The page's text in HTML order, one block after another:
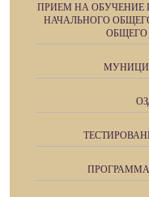
ПРИЕМ НА ОБУЧЕНИЕ
НАЧАЛЬНОГО
ОБЩЕГО